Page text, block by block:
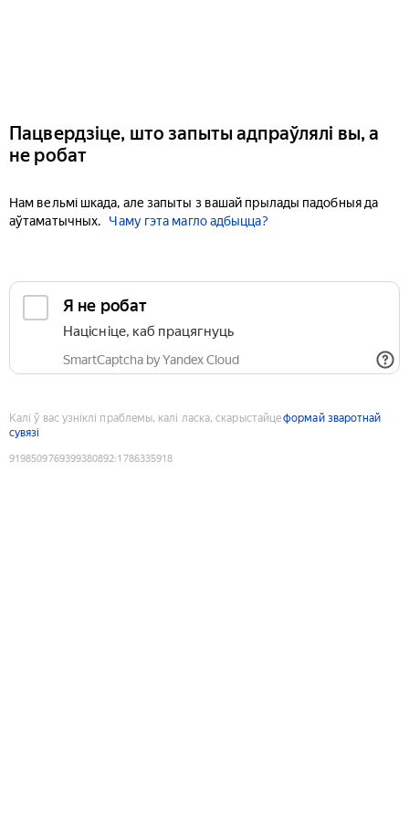
Пацвердзіце, што запыты адпраўлялі вы, а
не робат
Нам вельмі шкада, але запыты з вашай прылады падобныя да
аўтаматычных.
Чаму гэта магло адбыцца?
Я не робат
Націсніце, каб працягнуць
SmartCaptcha by Yandex Cloud
Калі ў вас узніклі праблемы, калі ласка, скарыстайцеформай зваротнай
сувязі
9198509769399380892:1786335918